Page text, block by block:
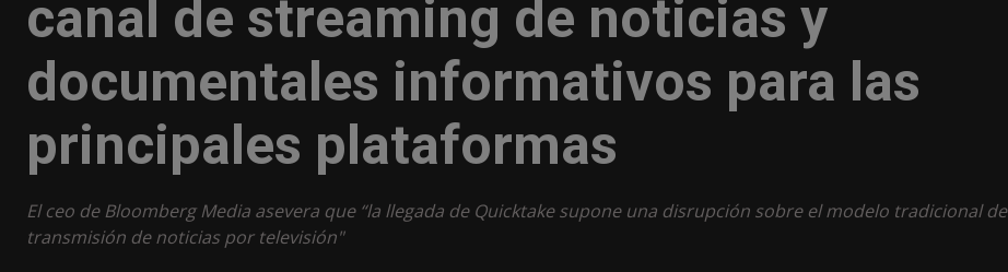
canal de streaming de noticias y
documentales informativos para las
principales plataformas
El ceo de Bloomberg Media asevera que “la llegada de Quicktake supone una disrupción sobre el modelo tradicional de
transmisión de noticias por televisión"